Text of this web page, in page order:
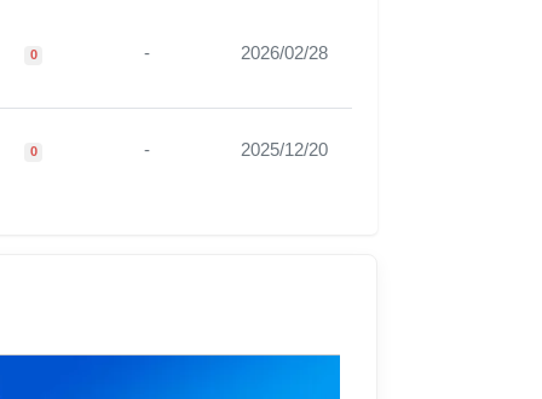
0 - 2026/02/28
0 - 2025/12/20